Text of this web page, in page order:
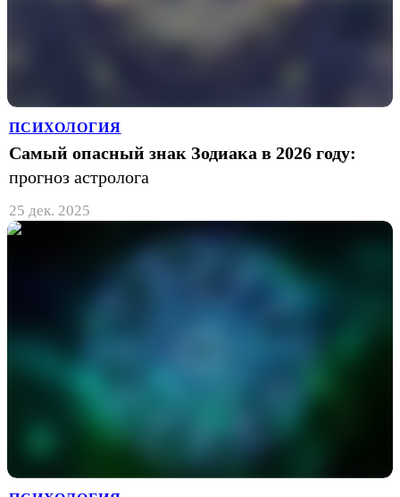
ПСИХОЛОГИЯ
Самый опасный знак Зодиака в 2026 году:
прогноз астролога
25 дек. 2025